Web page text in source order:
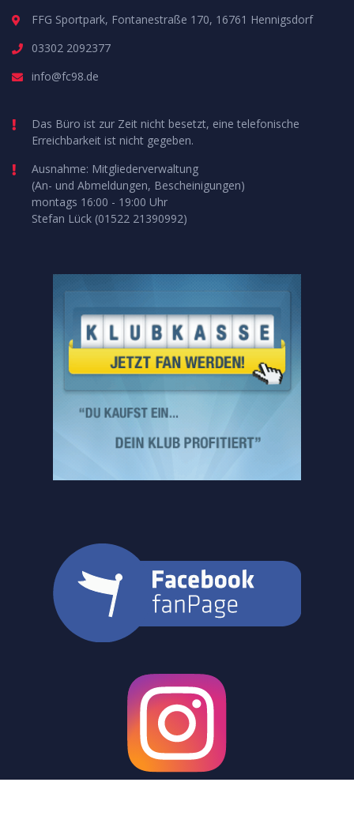
FFG Sportpark, Fontanestraße 170, 16761 Hennigsdorf
03302 2092377
info@fc98.de
Das Büro ist zur Zeit nicht besetzt, eine telefonische
Erreichbarkeit ist nicht gegeben.
Ausnahme: Mitgliederverwaltung
(An- und Abmeldungen, Bescheinigungen)
montags 16:00 - 19:00 Uhr
Stefan Lück (01522 21390992)